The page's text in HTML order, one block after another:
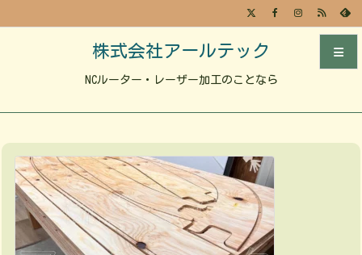
株式会社アールテック
NCルーター・レーザー加工のことなら